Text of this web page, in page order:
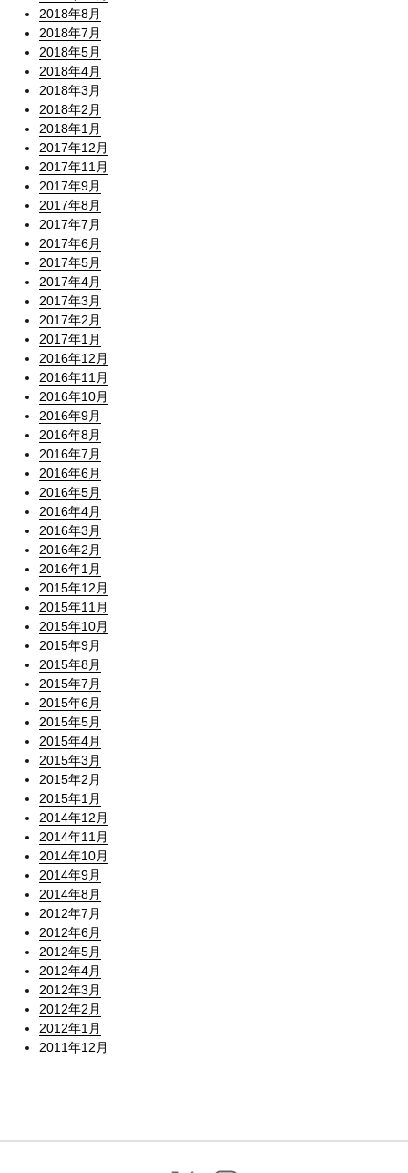
2018年8月
2018年7月
2018年5月
2018年4月
2018年3月
2018年2月
2018年1月
2017年12月
2017年11月
2017年9月
2017年8月
2017年7月
2017年6月
2017年5月
2017年4月
2017年3月
2017年2月
2017年1月
2016年12月
2016年11月
2016年10月
2016年9月
2016年8月
2016年7月
2016年6月
2016年5月
2016年4月
2016年3月
2016年2月
2016年1月
2015年12月
2015年11月
2015年10月
2015年9月
2015年8月
2015年7月
2015年6月
2015年5月
2015年4月
2015年3月
2015年2月
2015年1月
2014年12月
2014年11月
2014年10月
2014年9月
2014年8月
2012年7月
2012年6月
2012年5月
2012年4月
2012年3月
2012年2月
2012年1月
2011年12月